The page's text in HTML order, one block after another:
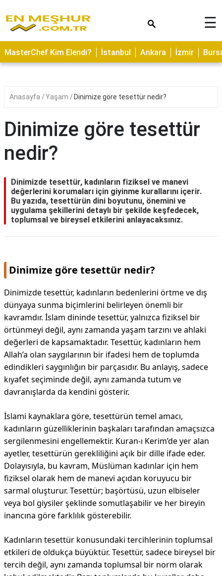
ASTROLOJİ
SAĞLIK
YERLER
BAKIMI
KAMP
ALANLARI
HAMİLELİK
☰
MasterChef Kim Elendi? İstanbul Ankara İzmir
Anasayfa Yaşam Dinimize göre tesettür nedir?
Dinimize göre tesettür
nedir?
Dinimizde tesettür, kadınların fiziksel ve manevi
değerlerini korumaları için giyinme kurallarını içerir.
Bu yazıda, tesettürün dini boyutunu, önemini ve
uygulama şekillerini detaylı bir şekilde keşfedecek,
toplumsal ve bireysel etkilerini anlayacaksınız.
Dinimize göre tesettür nedir?
Dinimizde tesettür, kadınların bedenlerini örtme ve dış
dünyaya sunma biçimlerini belirleyen önemli bir
kavramdır. İslam dininde tesettür, yalnızca fiziksel bir
örtünmeyi değil, aynı zamanda yaşam tarzını ve ahlaki
değerleri de kapsamaktadır. Tesettür, kadınların hem
Allah’a olan saygılarının bir ifadesi hem de toplumda
edindikleri saygınlığın bir parçasıdır. Bu anlayış, sadece
kıyafet seçiminde değil, aynı zamanda tutum ve
davranışlarda da kendini gösterir.
İslami kaynaklara göre, tesettürün temel amacı,
kadınların güzelliklerinin başkaları tarafından amaçsızca
sergilenmesini engellemektir. Kuran-ı Kerim’de yer alan
ayetler, tesettürün gerekliliğini açık bir dille ifade eder.
Dolayısıyla, bu kavram, Müslüman kadınlar için hem
fiziksel olarak hem de manevi açıdan koruyucu bir
sarmal oluşturur. Tesettür; başörtüsü, uzun elbiseler
veya bol giysiler şeklinde somutlaşabilir ve her bireyin
inancına göre farklılık gösterebilir.
Kadınların tesettür konusundaki tercihlerinin toplumsal
etkileri de oldukça büyüktür. Tesettür, sadece bireysel bir
tercih değil, aynı zamanda toplumsal bir norm olarak